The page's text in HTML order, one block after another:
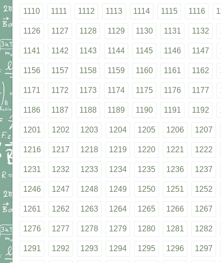
1110 1111 1112 1113 1114 1115 1116
1126 1127 1128 1129 1130 1131 1132
1141 1142 1143 1144 1145 1146 1147
1156 1157 1158 1159 1160 1161 1162
1171 1172 1173 1174 1175 1176 1177
1186 1187 1188 1189 1190 1191 1192
1201 1202 1203 1204 1205 1206 1207
1216 1217 1218 1219 1220 1221 1222
1231 1232 1233 1234 1235 1236 1237
1246 1247 1248 1249 1250 1251 1252
1261 1262 1263 1264 1265 1266 1267
1276 1277 1278 1279 1280 1281 1282
1291 1292 1293 1294 1295 1296 1297